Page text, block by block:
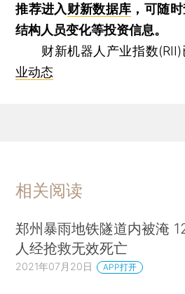
推荐进入财新数据库 ，可随
结构人员变化等投资信息。
财新机器人产业指数(RII)
业动态
相关阅读
郑州暴雨地铁隧道内被淹
人经抢救无效死亡
2021年07月20日 APP打开